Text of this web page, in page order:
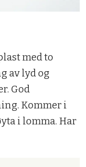
med to
av lyd og
God
Kommer i
i lomma. Har